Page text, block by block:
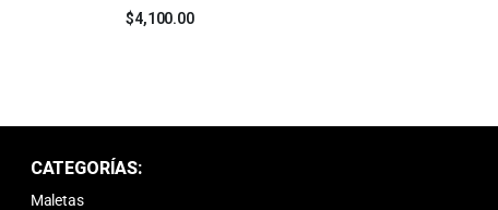
$4,100.00
CATEGORÍAS:
Maletas